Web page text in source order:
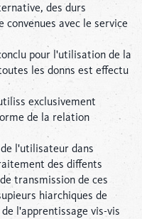
des durs
avec le service
pour l'utilisation de la
les donns est effectu
exclusivement
de la relation
l'utilisateur dans
des diffents
transmission de ces
hiarchiques de
l'apprentissage vis-vis